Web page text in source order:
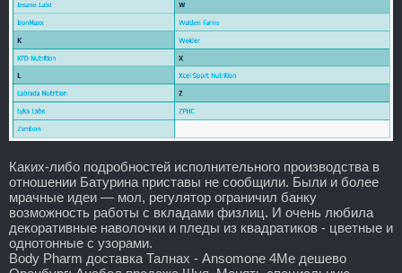
Каких-либо подробностей исполнительного производства в
отношении Батурина приставы не сообщили. Были и более
мрачные идеи — мол, регулятор ограничил банку
возможность работы с вкладами физлиц. И очень любила
декоративные наволочки и пледы из квадратиков - цветные и
однотонные с узорами.
Body Pharm доставка Талнах - Ansomone 4Me дешево